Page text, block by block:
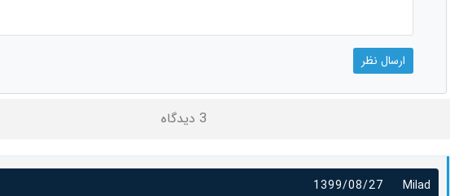
3 دیدگاه
Milad
1399/08/27